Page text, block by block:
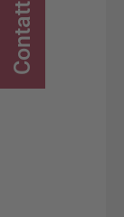
Contatto